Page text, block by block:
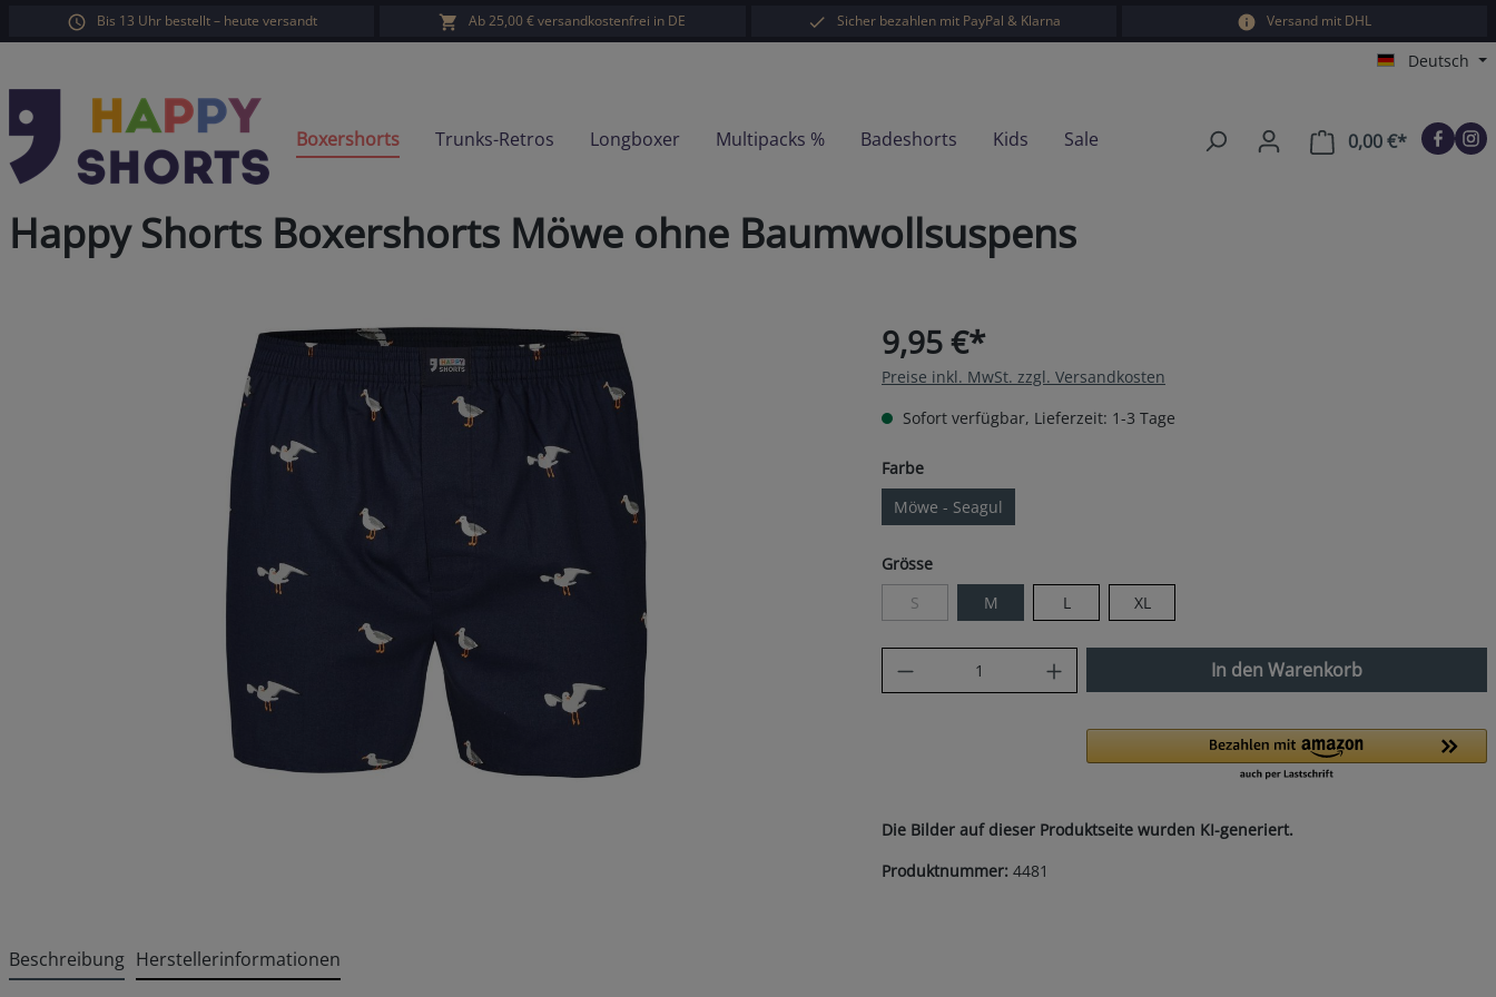
Zur Hauptnavigation springen
Bis 13 Uhr bestellt – heute versandt Ab 25,00 € versandkostenfrei in DE Sicher bezahlen mit PayPal & Klarna Versand mit DHL
Deutsch
Boxershorts Trunks-Retros Longboxer Multipacks % Badeshorts Kids Sale 0,00 €*Warenkorb
Happy Shorts Boxershorts Möwe ohne Baumwollsuspens
9,95 €*
Preise inkl. MwSt. zzgl. Versandkosten
Sofort verfügbar, Lieferzeit: 1-3 Tage
Farbeauswählen
Möwe - Seagul
Grösseauswählen
S(Diese Option ist zurzeit nicht verfügbar.)
M L XL
Produkt Anzahl: Gib den gewünschten Wert
In den Warenkorb
Die Bilder auf dieser Produktseite wurden KI-generiert.
Produktnummer: 4481
Beschreibung Herstellerinformationen